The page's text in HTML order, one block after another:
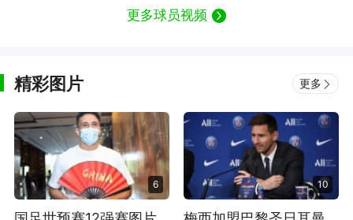
更多球员视频
精彩图片 更多
6 10